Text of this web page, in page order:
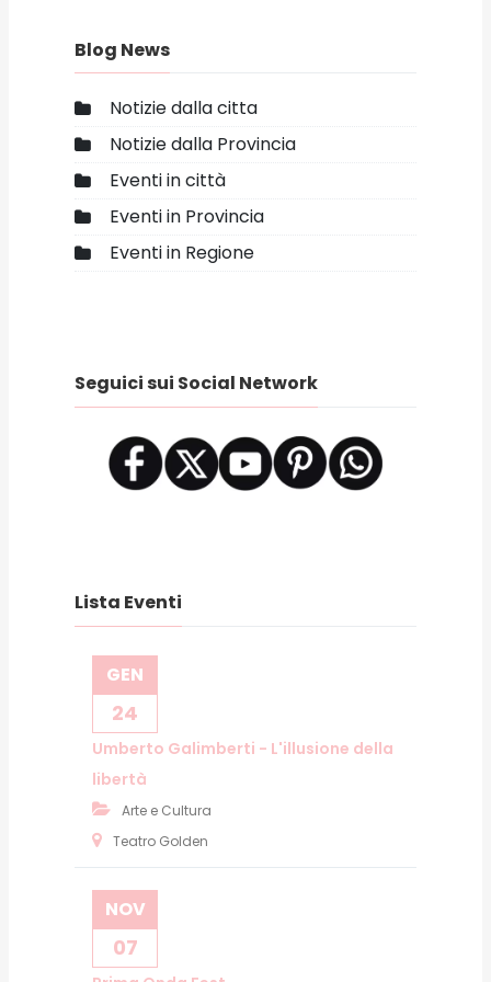
Blog News
Notizie dalla citta
Notizie dalla Provincia
Eventi in città
Eventi in Provincia
Eventi in Regione
Seguici sui Social Network
Lista Eventi
GEN
24
Umberto Galimberti - L'illusione della
libertà
Arte e Cultura
Teatro Golden
NOV
07